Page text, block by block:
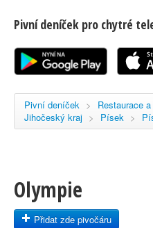
Registrace
Pivní deníček pro chytré
Pivní deníček > Restaurace
Jihočeský kraj > Písek >
Olympie
Přidat zde pivočáru